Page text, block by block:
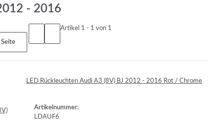
- 2016
Artikel 1 - 1 von 1
LED Rückleuchten Audi A3 (8V) BJ 2012 - 2016 Rot / Chrome
Artikelnummer:
LDAUF6